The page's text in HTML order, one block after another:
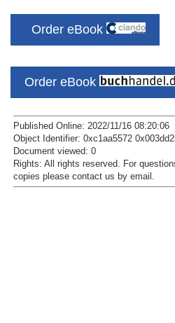
Order eBook
Order eBook
Published Online: 2022/11/16 08:20:06
Object Identifier: 0xc1aa5572
Document viewed: 0
Rights: All rights reserved.
For
copies please contact us by email